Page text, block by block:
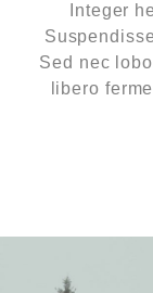
Integer
Sed nec
libero